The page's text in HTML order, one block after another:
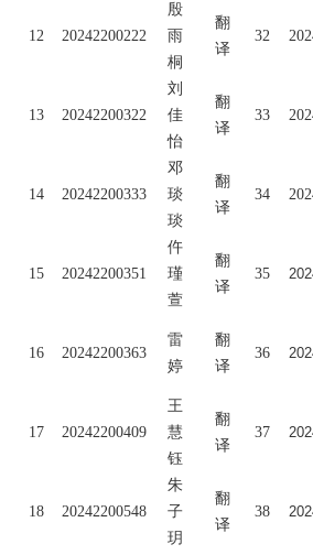
12 20242200222
殷
雨
桐
翻
译
32
13 20242200322
刘
佳
怡
翻
译
33
14 20242200333
邓
琰
琰
翻
译
34
15 20242200351
仵
瑾
萱
翻
译
35
16 20242200363
雷
婷
翻
译
36
17 20242200409
王
慧
钰
翻
译
37
18 20242200548
朱
子
玥
翻
译
38